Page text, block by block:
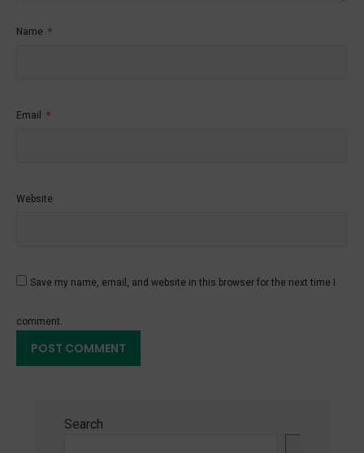
Name *
Email *
Website
Save my name, email, and website in this browser for the next time I
comment.
Search